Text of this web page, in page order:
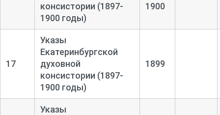
консистории (1897-
1900 годы)
1900
17
Указы
Екатеринбургской
духовной
консистории (1897-
1900 годы)
1899
Указы